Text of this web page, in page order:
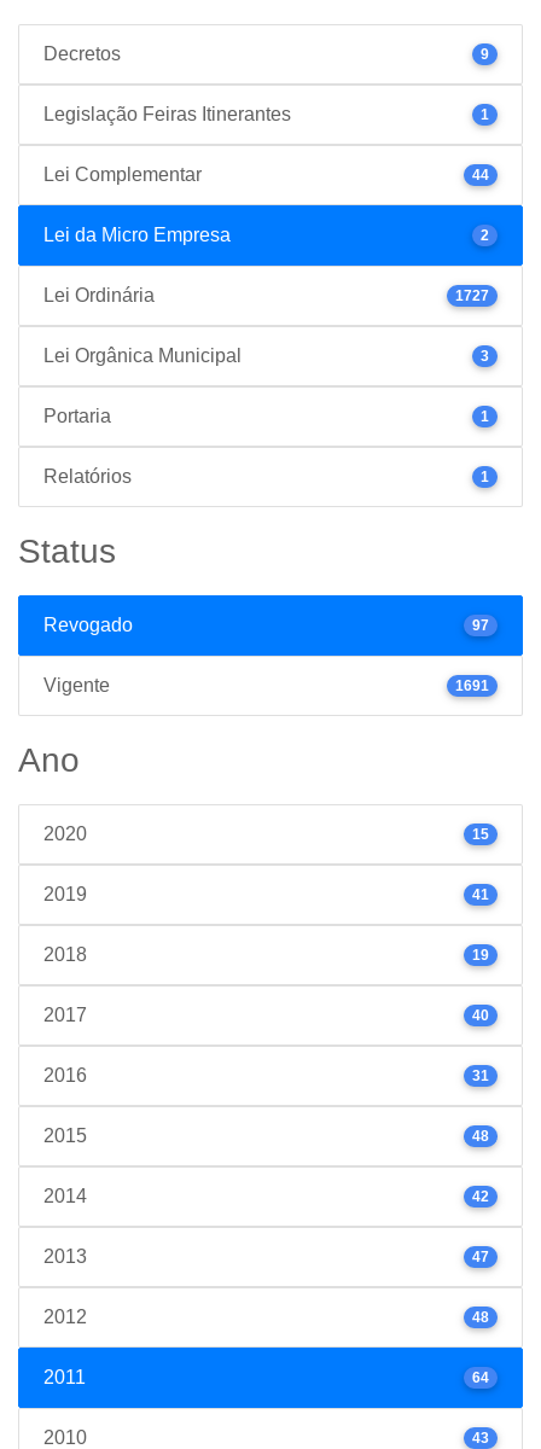
Decretos 9
Legislação Feiras Itinerantes 1
Lei Complementar 44
Lei da Micro Empresa 2
Lei Ordinária 1727
Lei Orgânica Municipal 3
Portaria 1
Relatórios 1
Status
Revogado 97
Vigente 1691
Ano
2020 15
2019 41
2018 19
2017 40
2016 31
2015 48
2014 42
2013 47
2012 48
2011 64
2010 43